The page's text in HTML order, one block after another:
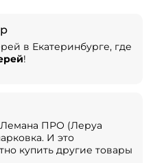
в Екатеринбурге, где
!
ПРО (Леруа
И это
купить другие товары